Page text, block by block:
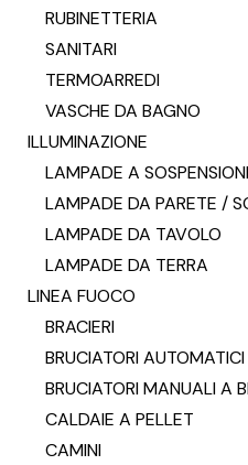
RUBINETTERIA
SANITARI
TERMOARREDI
VASCHE DA BAGNO
ILLUMINAZIONE
LAMPADE A
LAMPADE DA PARETE /
LAMPADE DA TAVOLO
LAMPADE DA TERRA
LINEA FUOCO
BRACIERI
BRUCIATORI
BRUCIATORI MANUALI A
CALDAIE A PELLET
CAMINI